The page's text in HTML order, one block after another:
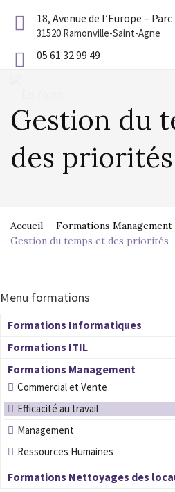
18, Avenue de l’Europe –
31520 Ramonville-Saint-Agne
05 61 32 99 49
Gestion du
des priorités
Accueil Formations Management
Gestion du temps et des priorités
Menu formations
Formations Informatiques
Formations ITIL
Formations Management
Commercial et Vente
Efficacité au travail
Management
Ressources Humaines
Formations Nettoyages des